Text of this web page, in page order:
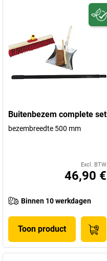
Buitenbezem complete set
bezembreedte 500 mm
Excl. BTW
46,90 €
Binnen 10 werkdagen
Toon product